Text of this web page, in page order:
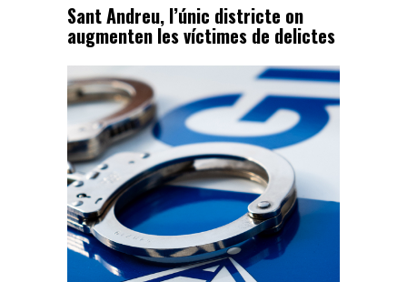
Sant Andreu, l’únic districte on
augmenten les víctimes de delictes